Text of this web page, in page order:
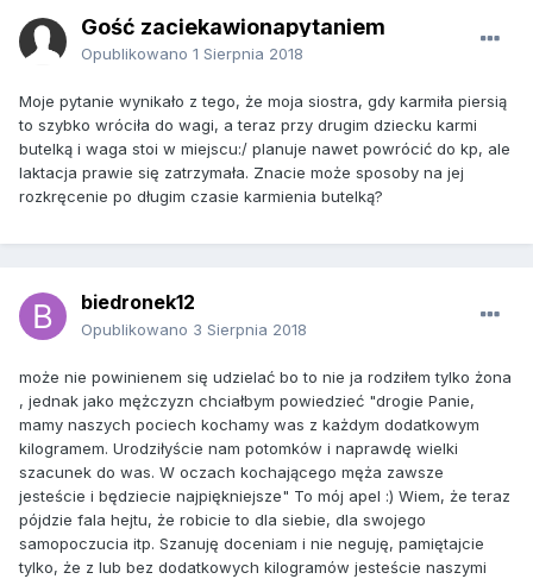
Gość zaciekawionapytaniem
Opublikowano 1 Sierpnia 2018
Moje pytanie wynikało z tego, że moja siostra, gdy karmiła piersią
to szybko wróciła do wagi, a teraz przy drugim dziecku karmi
butelką i waga stoi w miejscu:/ planuje nawet powrócić do kp, ale
laktacja prawie się zatrzymała. Znacie może sposoby na jej
rozkręcenie po długim czasie karmienia butelką?
biedronek12
Opublikowano 3 Sierpnia 2018
może nie powinienem się udzielać bo to nie ja rodziłem tylko żona
, jednak jako mężczyzn chciałbym powiedzieć "drogie Panie,
mamy naszych pociech kochamy was z każdym dodatkowym
kilogramem. Urodziłyście nam potomków i naprawdę wielki
szacunek do was. W oczach kochającego męża zawsze
jesteście i będziecie najpiękniejsze" To mój apel :) Wiem, że teraz
pójdzie fala hejtu, że robicie to dla siebie, dla swojego
samopoczucia itp. Szanuję doceniam i nie neguję, pamiętajcie
tylko, że z lub bez dodatkowych kilogramów jesteście naszymi